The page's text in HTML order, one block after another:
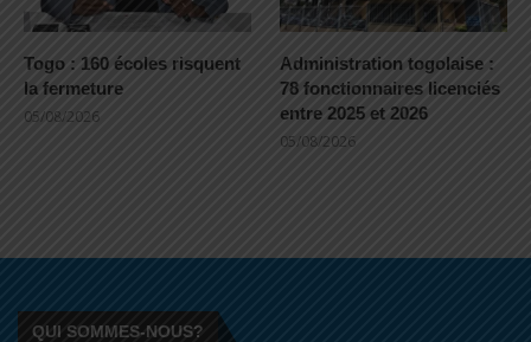
Togo : 160 écoles risquent
la fermeture
05/08/2026
Administration togolaise :
78 fonctionnaires licenciés
entre 2025 et 2026
05/08/2026
QUI SOMMES-NOUS?